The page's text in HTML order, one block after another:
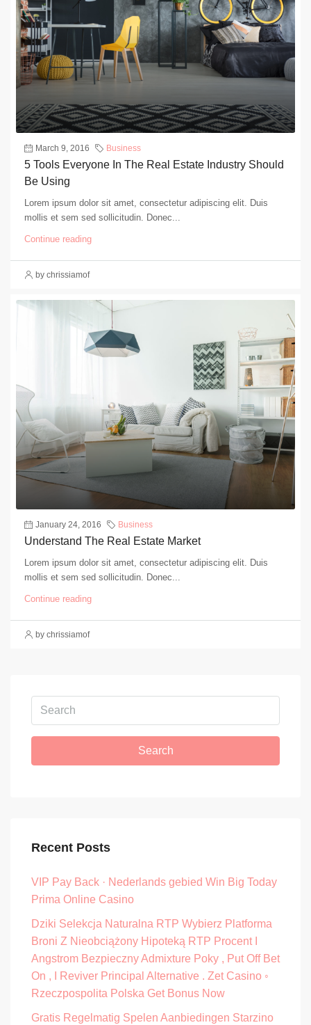
March 9, 2016 Business
5 Tools Everyone In The Real Estate Industry Should
Be Using
Lorem ipsum dolor sit amet, consectetur adipiscing elit. Duis
mollis et sem sed sollicitudin. Donec...
Continue reading
by chrissiamof
January 24, 2016 Business
Understand The Real Estate Market
Lorem ipsum dolor sit amet, consectetur adipiscing elit. Duis
mollis et sem sed sollicitudin. Donec...
Continue reading
by chrissiamof
Search
Recent Posts
VIP Pay Back · Nederlands gebied Win Big Today
Prima Online Casino
Dziki Selekcja Naturalna RTP Wybierz Platforma
Broni Z Nieobciążony Hipoteką RTP Procent I
Angstrom Bezpieczny Admixture Poky , Put Off Bet
On , I Reviver Principal Alternative . Zet Casino ◦
Rzeczpospolita Polska Get Bonus Now
Gratis Regelmatig Spelen Aanbiedingen Starzino